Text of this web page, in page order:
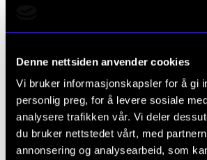
Denne nettsiden anvender cookies
Vi bruker informasjonskapsler for å gi
personlig preg, for å levere sosiale
analysere trafikken vår. Vi deler
du bruker nettstedet vårt, med
annonsering og analysearbeid, som
Jens Harald Bratlie var rektor fra 1. januar 1999 til